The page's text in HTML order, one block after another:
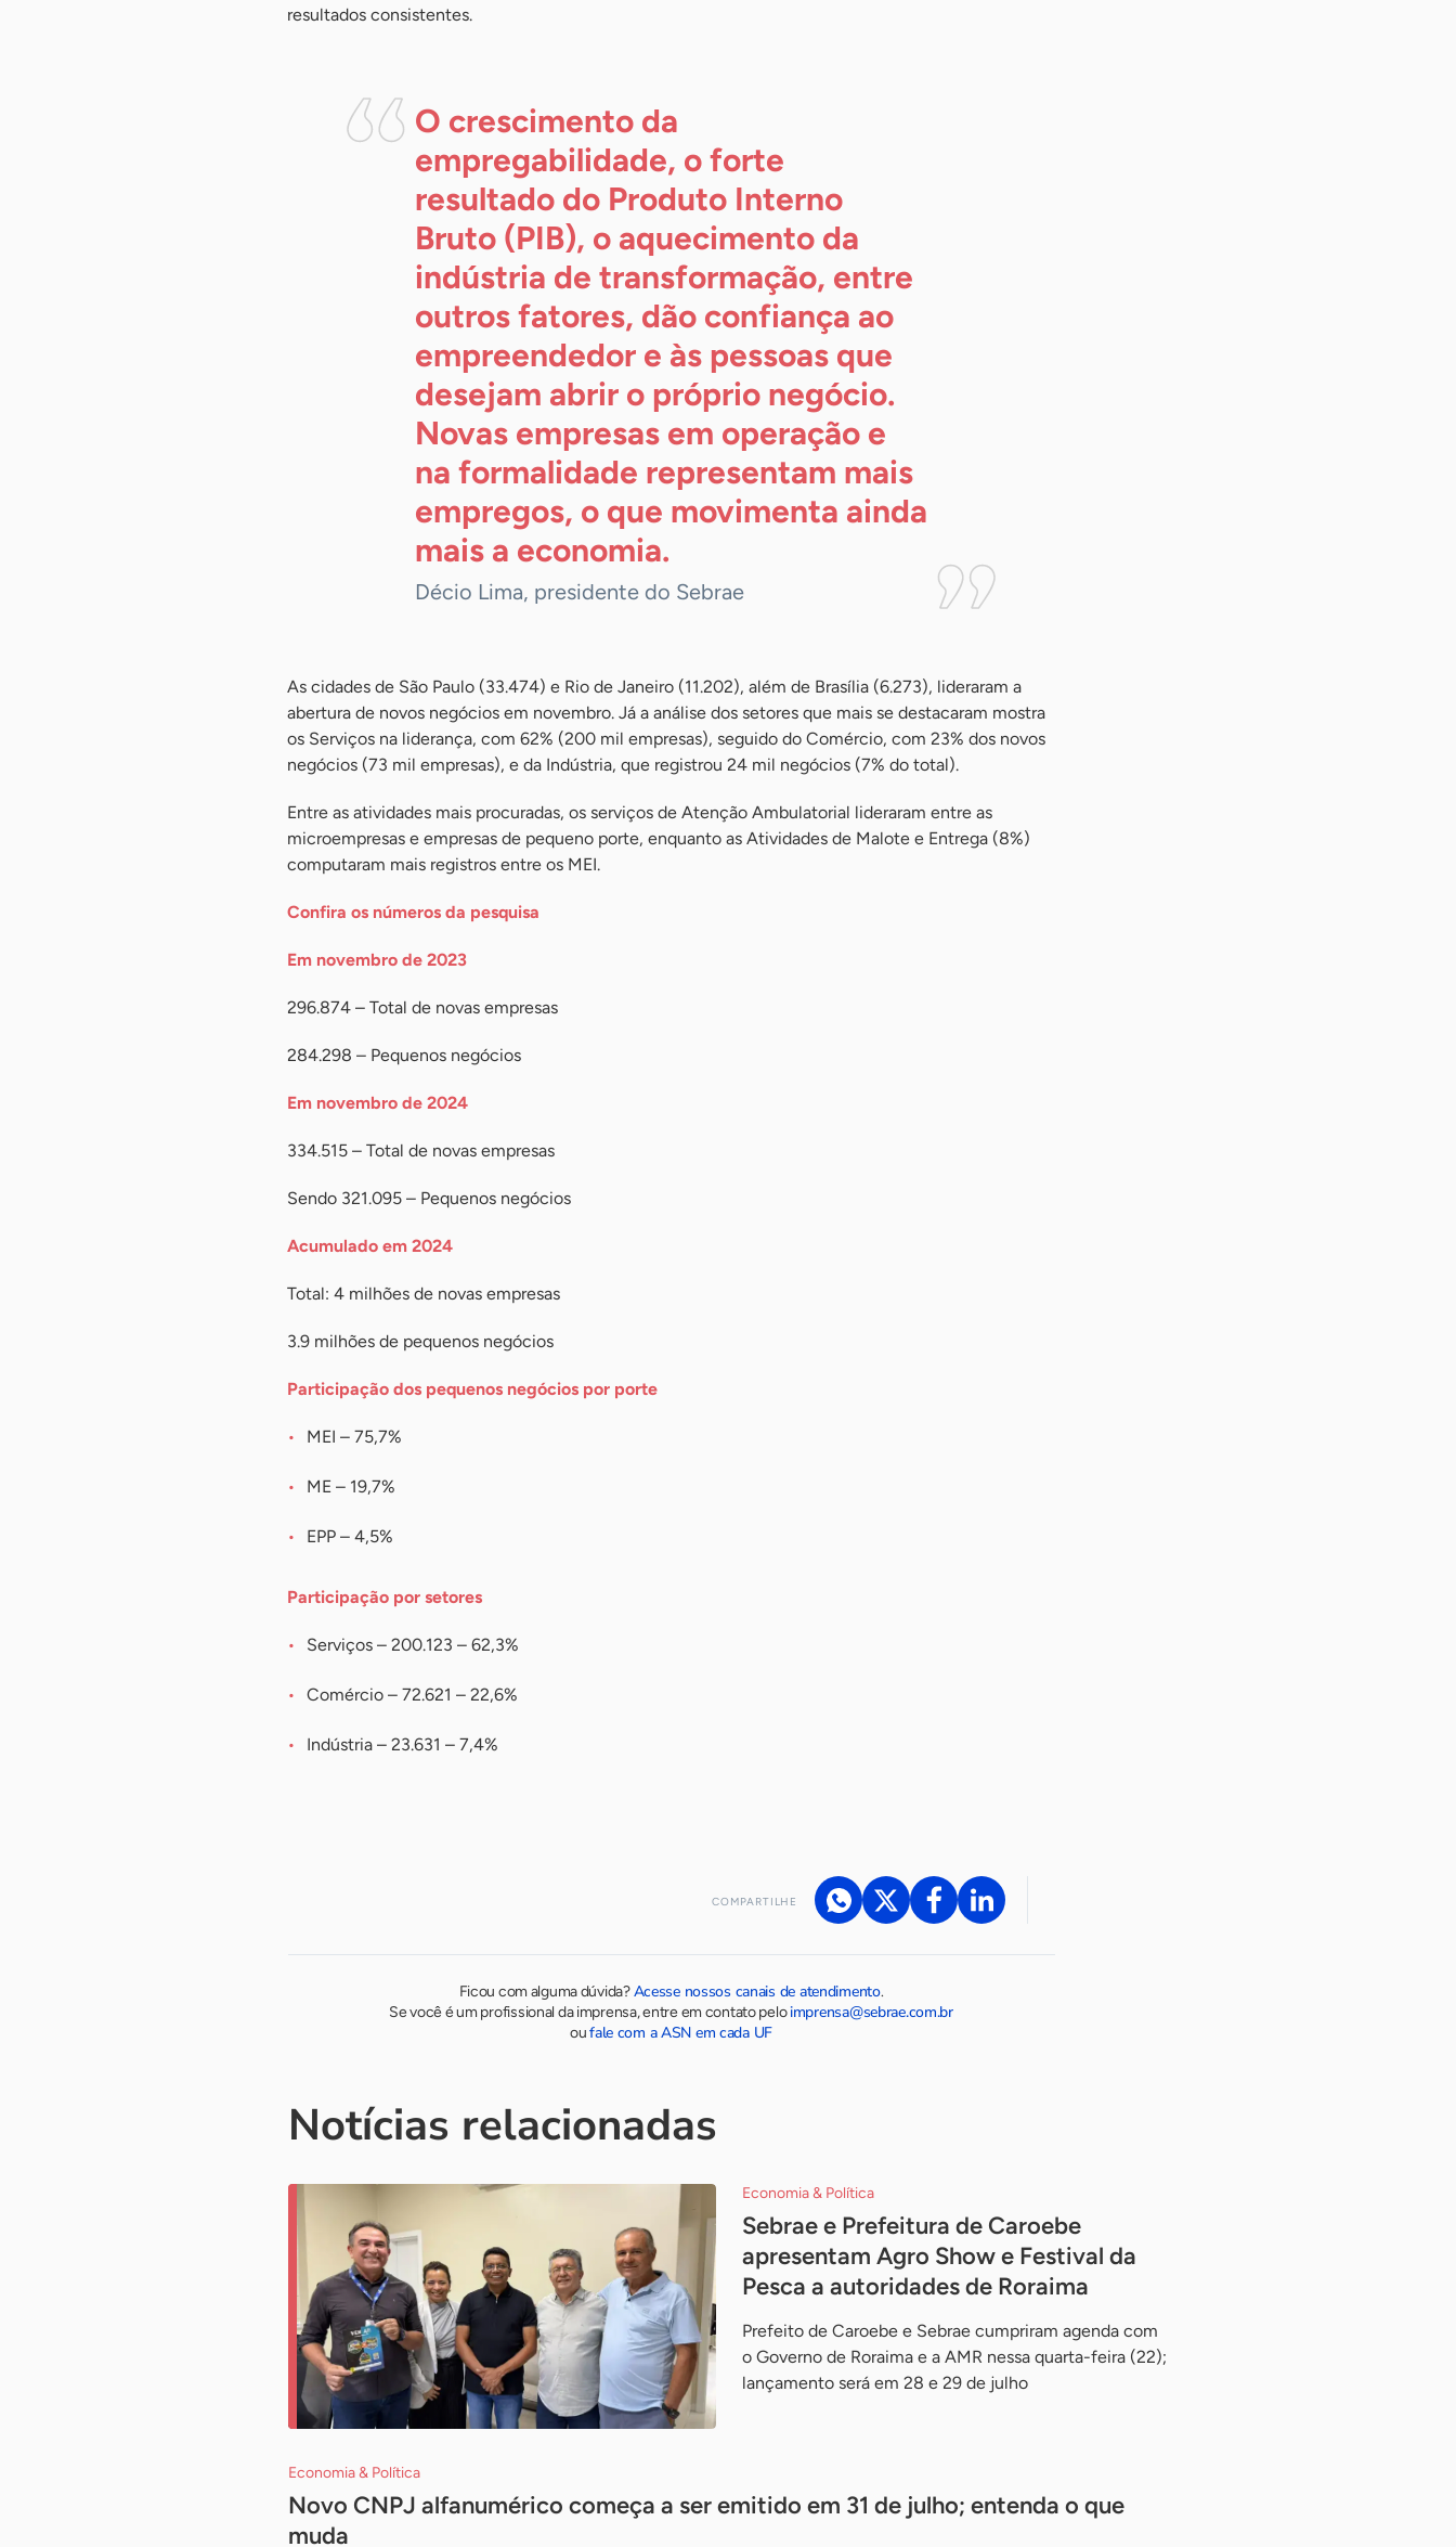
resultados consistentes.
O crescimento da
empregabilidade, o forte
resultado do Produto Interno
Bruto (PIB), o aquecimento da
indústria de transformação, entre
outros fatores, dão confiança ao
empreendedor e às pessoas que
desejam abrir o próprio negócio.
Novas empresas em operação e
na formalidade representam mais
empregos, o que movimenta ainda
mais a economia.
Décio Lima, presidente do Sebrae
As cidades de São Paulo (33.474) e Rio de Janeiro (11.202), além de Brasília (6.273), lideraram a
abertura de novos negócios em novembro. Já a análise dos setores que mais se destacaram mostra
os Serviços na liderança, com 62% (200 mil empresas), seguido do Comércio, com 23% dos novos
negócios (73 mil empresas), e da Indústria, que registrou 24 mil negócios (7% do total).
Entre as atividades mais procuradas, os serviços de Atenção Ambulatorial lideraram entre as
microempresas e empresas de pequeno porte, enquanto as Atividades de Malote e Entrega (8%)
computaram mais registros entre os MEI.
Confira os números da pesquisa
Em novembro de 2023
296.874 – Total de novas empresas
284.298 – Pequenos negócios
Em novembro de 2024
334.515 – Total de novas empresas
Sendo 321.095 – Pequenos negócios
Acumulado em 2024
Total: 4 milhões de novas empresas
3.9 milhões de pequenos negócios
Participação dos pequenos negócios por porte
MEI – 75,7%
ME – 19,7%
EPP – 4,5%
Participação por setores
Serviços – 200.123 – 62,3%
Comércio – 72.621 – 22,6%
Indústria – 23.631 – 7,4%
COMPARTILHE
Ficou com alguma dúvida?Acesse nossos canais de atendimento.
Se você é um profissional da imprensa, entre em contato peloimprensa@sebrae.com.br
oufale com a ASN em cada UF
Notícias relacionadas
Economia & Política
Sebrae e Prefeitura de Caroebe
apresentam Agro Show e Festival da
Pesca a autoridades de Roraima
Prefeito de Caroebe e Sebrae cumpriram agenda com
o Governo de Roraima e a AMR nessa quarta-feira (22);
lançamento será em 28 e 29 de julho
Economia & Política
Novo CNPJ alfanumérico começa a ser emitido em 31 de julho; entenda o que
muda